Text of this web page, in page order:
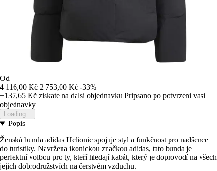
Od
4 116,00 Kč 2 753,00 Kč -33%
+137,65 Kč ziskate na dalsi objednavku Pripsano po potvrzeni vasi
objednavky
Loading...
Popis
Ženská bunda adidas Helionic spojuje styl a funkčnost pro nadšence
do turistiky. Navržena ikonickou značkou adidas, tato bunda je
perfektní volbou pro ty, kteří hledají kabát, který je doprovodí na všech
jejich dobrodružstvích na čerstvém vzduchu.